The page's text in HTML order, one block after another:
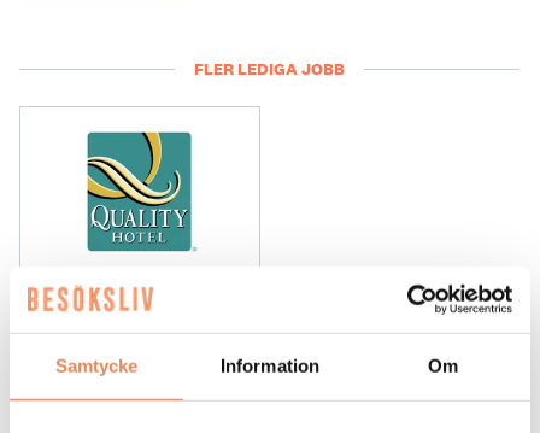
Samtycke Information Om
FLER LEDIGA JOBB
General
Manager/Hotelldirektör
Arbetsgivare: Quality Hotel Grand